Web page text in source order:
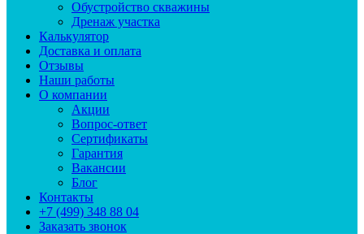
Обустройство скважины
Дренаж участка
Калькулятор
Доставка и оплата
Отзывы
Наши работы
О компании
Акции
Вопрос-ответ
Сертификаты
Гарантия
Вакансии
Блог
Контакты
+7 (499) 348 88 04
Заказать звонок